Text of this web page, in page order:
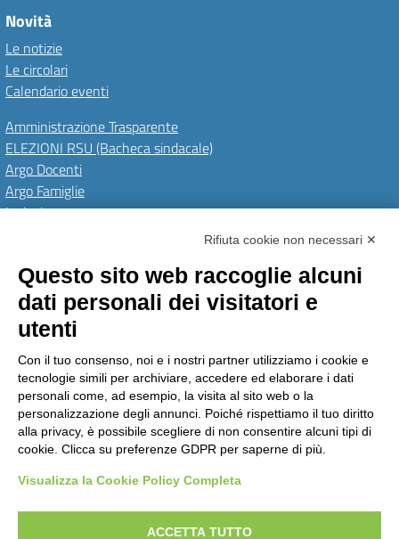
Novità
Le notizie
Le circolari
Calendario eventi
Amministrazione Trasparente
ELEZIONI RSU (Bacheca sindacale)
Argo Docenti
Argo Famiglie
Inclusione
Amministrazione TrasparenteAlbo OnlineInvia una MAD
Privacy PolicyGDPRDichiarazione di accessibilità
Obiettivi di accessibilità
Seguici su:
Istituto Comprensivo Pino Torinese
via Molina, 21 - 10025 Pino Torinese (TO)
Telefono: +39 0118117260 - Email: toic85500g@istruzione.it -
PEC: toic85500g@pec.istruzione.it
Codice meccanografico: TOIC85500G - C.F. 90018790015 - Codice univoco
uffico: UFPTCJ
Rifiuta cookie non necessari ✕
Questo sito web raccoglie alcuni
dati personali dei visitatori e
utenti
Con il tuo consenso, noi e i nostri partner utilizziamo i cookie e
tecnologie simili per archiviare, accedere ed elaborare i dati
personali come, ad esempio, la visita al sito web o la
personalizzazione degli annunci. Poiché rispettiamo il tuo diritto
alla privacy, è possibile scegliere di non consentire alcuni tipi di
cookie. Clicca su preferenze GDPR per saperne di più.
Visualizza la Cookie Policy Completa
ACCETTA TUTTO